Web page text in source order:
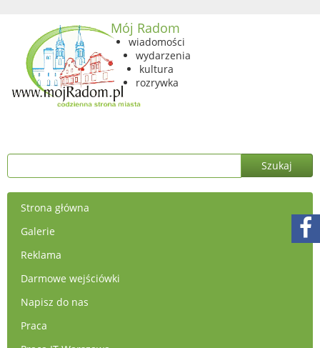
Mój Radom
wiadomości
wydarzenia
kultura
rozrywka
Strona główna
Galerie
Reklama
Darmowe wejściówki
Napisz do nas
Praca